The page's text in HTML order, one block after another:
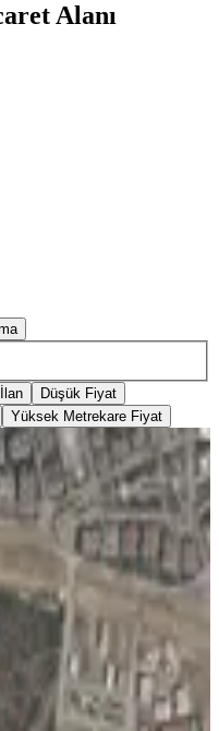
Alanı
Düşük Fiyat
Yüksek Metrekare Fiyat
Satılık 458
+ Konut İmarlı Arsa
06.08.2026